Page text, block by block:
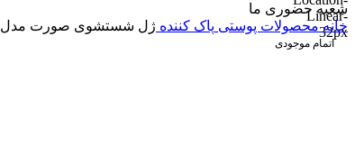
شعبه حضوری ما
خانهمحصولات پوستی پاک کننده ژل شستشوی صورت مدل Vitamin C حجم 200 میل گارنیر
اتمام موجودی